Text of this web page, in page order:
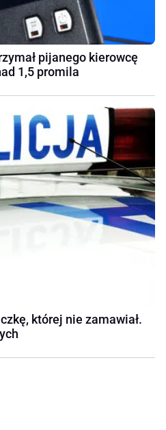
pijanego kierowcę
1,5 promila
której nie zamawiał.